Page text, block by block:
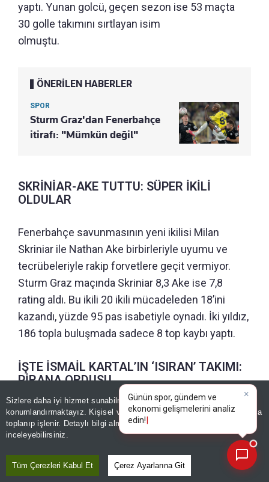
Sizlere daha iyi hizmet sunabilmek adına sitemizdeçerez
konumlandırmaktayız. Kişisel verileriniz, KVKK ve GDPR kapsamında
toplanıp işlenir. Detaylı bilgi almak için
inceleyebilirsiniz.
Tüm Çerezleri Kabul Et Çerez Ayarlarına Git
yaptı. Yunan golcü, geçen sezon ise 53 maçta
30 golle takımını sırtlayan isim
olmuştu.
ÖNERİLEN HABERLER
SPOR
Sturm Graz'dan Fenerbahçe
itirafı: "Mümkün değil"
SKRİNİAR-AKE TUTTU: SÜPER İKİLİ
OLDULAR
Fenerbahçe savunmasının yeni ikilisi Milan
Skriniar ile Nathan Ake birbirleriyle uyumu ve
tecrübeleriyle rakip forvetlere geçit vermiyor.
Sturm Graz maçında Skriniar 8,3 Ake ise 7,8
rating aldı. Bu ikili 20 ikili mücadeleden 18’ini
kazandı, yüzde 95 pas isabetiyle oynadı. İki yıldız,
186 topla buluşmada sadece 8 top kaybı yaptı.
İŞTE İSMAİL KARTAL’IN ‘ISIRAN’ TAKIMI:
PİRANA ORDUSU
Fenerbahçe, Sturm Graz karşısında sergilediği
oyunla Avrupa’da rakiplerine korku saldı. İsmail
sahanın merkezinde kurduğu set, sarı
Günün spor, gündem ve
ekonomi gelişmelerini analiz